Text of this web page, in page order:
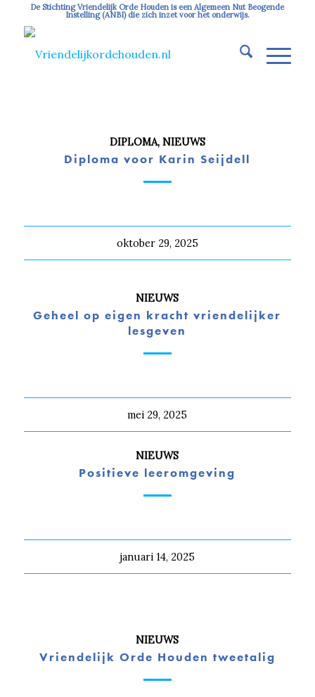
De Stichting Vriendelijk Orde Houden is een Algemeen Nut Beogende
Instelling (ANBI) die zich inzet voor het onderwijs.
DIPLOMA, NIEUWS
Diploma voor Karin Seijdell
oktober 29, 2025
NIEUWS
Geheel op eigen kracht vriendelijker
lesgeven
mei 29, 2025
NIEUWS
Positieve leeromgeving
januari 14, 2025
NIEUWS
Vriendelijk Orde Houden tweetalig